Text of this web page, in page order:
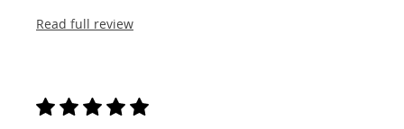
Read full review